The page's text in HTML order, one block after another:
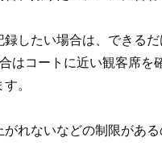
したい場合は、できる
はコートに近い観客席
。
れないなどの制限があ